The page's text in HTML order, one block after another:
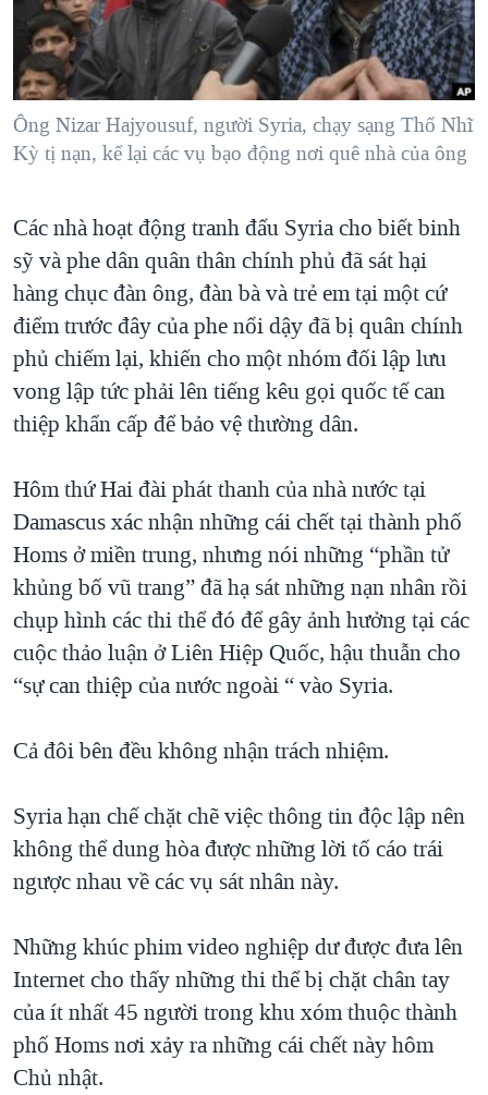
"Tìm"NGƯỜI VIỆT HẢI NGOẠI
ĐỜI SỐNG
KINH TẾ
KHOA HỌC
VĂN HOÁ
THỂ THAO
GIÁO DỤC
TẠI
HÀNH TRÌNH BẦU CỬ 2024
MỘT NĂM CHIẾN TRANH TẠI DẢI GAZA
GIẢI MÃ VÀNH ĐAI & CON ĐƯỜNG
NGÀY TỊ NẠN THẾ GIỚI
GROUND ZERO – XƯA VÀ NAY
CÁC GIÁ TRỊ CỘNG HÒA Ở VIỆT NAM
THƯỢNG ĐỈNH TRUMP-KIM TẠI VIỆT NAM
TRỊNH VĨNH BÌNH VS. CHÍNH PHỦ VIỆT NAM
NGƯ DÂN VIỆT VÀ LÀN SÓNG TRỘM HẢI SÂM
QUAN HỆ VIỆT MỸ
VIDEO
NGHE
MẠNG XÃ HỘI
Ngôn ngữ khác
Ông Nizar Hajyousuf, người Syria, chạy sạng Thổ Nhĩ
Kỳ tị nạn, kể lại các vụ bạo động nơi quê nhà của ông
Các nhà hoạt động tranh đấu Syria cho biết binh
sỹ và phe dân quân thân chính phủ đã sát hại
hàng chục đàn ông, đàn bà và trẻ em tại một cứ
điểm trước đây của phe nổi dậy đã bị quân chính
phủ chiếm lại, khiến cho một nhóm đối lập lưu
vong lập tức phải lên tiếng kêu gọi quốc tế can
thiệp khẩn cấp để bảo vệ thường dân.
Hôm thứ Hai đài phát thanh của nhà nước tại
Damascus xác nhận những cái chết tại thành phố
Homs ở miền trung, nhưng nói những “phần tử
khủng bố vũ trang” đã hạ sát những nạn nhân rồi
chụp hình các thi thể đó để gây ảnh hưởng tại các
cuộc thảo luận ở Liên Hiệp Quốc, hậu thuẫn cho
“sự can thiệp của nước ngoài “ vào Syria.
Cả đôi bên đều không nhận trách nhiệm.
Syria hạn chế chặt chẽ việc thông tin độc lập nên
không thể dung hòa được những lời tố cáo trái
ngược nhau về các vụ sát nhân này.
Những khúc phim video nghiệp dư được đưa lên
Internet cho thấy những thi thể bị chặt chân tay
của ít nhất 45 người trong khu xóm thuộc thành
phố Homs nơi xảy ra những cái chết này hôm
Chủ nhật.